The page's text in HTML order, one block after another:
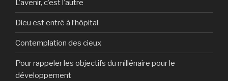
L’avenir, c’est l’autre
Dieu est entré à l’hôpital
Contemplation des cieux
Pour rappeler les objectifs du millénaire pour le
développement